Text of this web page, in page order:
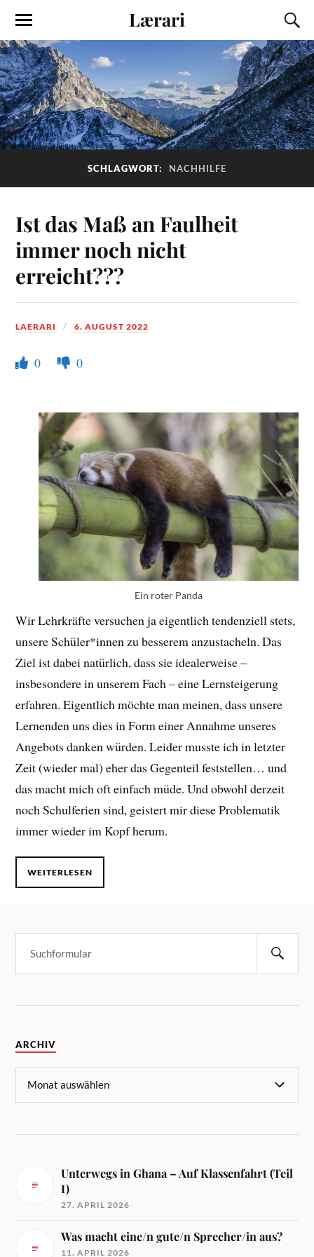
Lærari
SCHLAGWORT: NACHHILFE
Ist das Maß an Faulheit
immer noch nicht
erreicht???
LAERARI 6. AUGUST 2022
0 0
Ein roter Panda
Wir Lehrkräfte versuchen ja eigentlich tendenziell stets,
unsere Schüler*innen zu besserem anzustacheln. Das
Ziel ist dabei natürlich, dass sie idealerweise –
insbesondere in unserem Fach – eine Lernsteigerung
erfahren. Eigentlich möchte man meinen, dass unsere
Lernenden uns dies in Form einer Annahme unseres
Angebots danken würden. Leider musste ich in letzter
Zeit (wieder mal) eher das Gegenteil feststellen… und
das macht mich oft einfach müde. Und obwohl derzeit
noch Schulferien sind, geistert mir diese Problematik
immer wieder im Kopf herum.
WEITERLESEN
ARCHIV
Unterwegs in Ghana – Auf Klassenfahrt (Teil
I)
27. APRIL 2026
Was macht eine/n gute/n Sprecher/in aus?
11. APRIL 2026